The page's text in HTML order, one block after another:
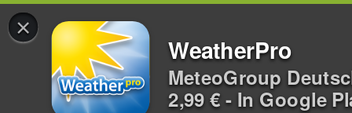
×
WeatherPro
MeteoGroup
2,99 € - In Google